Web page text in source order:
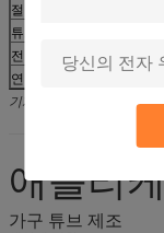
절단 시스템
튜브 모양
전원공급장치
380V
연간 생산능력
기계 구성은 생산 요구 사
애플리
가구 튜브 제조